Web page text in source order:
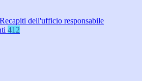
Recapiti dell'ufficio responsabile
412